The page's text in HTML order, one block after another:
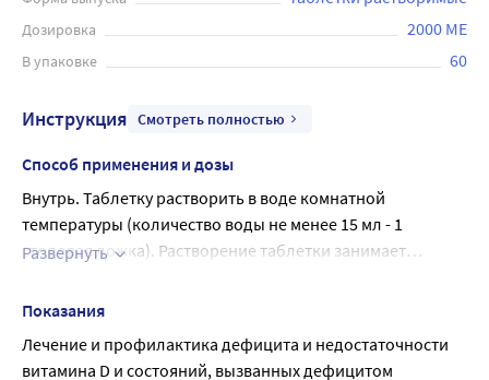
при заболеваниях, связанных с нарушением кальциевого
Дозировка 2000 МЕ
В упаковке 60
Инструкция Смотреть полностью
Способ применения и дозы
Внутрь. Таблетку растворить в воде комнатной
температуры (количество воды не менее 15 мл - 1
столовая ложка). Растворение таблетки занимает
назначил иначе, препарат используется в следующих
2-3 лет при правильном уходе и достаточном
1000 МЕ или ¼ таблетки 2000 МЕ) в сутки.
Развернуть
Показания
Лечение и профилактика дефицита и недостаточности
витамина D и состояний, вызванных дефицитом